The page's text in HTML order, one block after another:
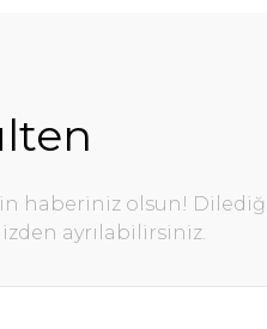
haberiniz olsun!
ayrılabilirsiniz.